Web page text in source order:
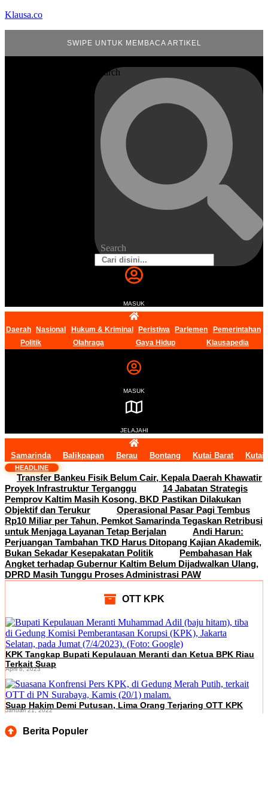
Klausa.co
SWIPE UNTUK MEMBACA ARTIKEL
Search
Search
MASUK
Daerah Nasional Hukum & Kriminal Peristiwa Parlemen
Pemerintahan
Politik
Olahraga Gaya Hidup Klausapedia
MASUK
JELAJAHI
Samarinda Balikpapan Berau Bontang Kutai Barat Kutai
HEADLINE
Transfer Bankeu Fisik Belum Cair, Kepala Daerah Khawatir
Proyek Infrastruktur Terganggu
14 Jabatan Strategis
Pemprov Kaltim Masih Kosong, BKD Pastikan Dilakukan
Objektif dan Terukur
Operasional Pasar Pagi Tembus
Rp10 Miliar per Tahun, Pemkot Samarinda Tegaskan Retribusi
untuk Menjaga Layanan Tetap Berjalan
Andi Harun:
Perjuangan Tambahan TKD Harus Ditopang Kajian Akademik,
Bukan Sekadar Kesepakatan Politik
Pembahasan Hak
Angket terhadap Gubernur Kaltim Belum Dijadwalkan Ulang,
DPRD Masih Tunggu Proses Administrasi PAW
OTT KPK
KPK Tangkap Bupati Kepulauan Meranti dan Ketua BPK Riau
Terkait Suap
April 8, 2023
Suap Hakim Demi Putusan, Lima Orang Terjaring OTT KPK
Januari 21, 2022
Berita Populer